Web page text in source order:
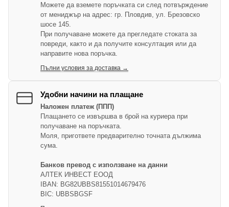
Можете да вземете поръчката си след потвърждение
от мениджър на адрес: гр. Пловдив, ул. Брезовско
шосе 145.
При получаване можете да прегледате стоката за
повреди, както и да получите консултация или да
направите нова поръчка.
Пълни условия за доставка →
Удобни начини на плащане
Наложен платеж (ППП)
Плащането се извършва в брой на куриера при
получаване на поръчката.
Моля, пригответе предварително точната дължима
сума.
Банков превод с използване на данни
АЛТЕК ИНВЕСТ ЕООД
IBAN: BG82UBBS81551014679476
BIC: UBBSBGSF